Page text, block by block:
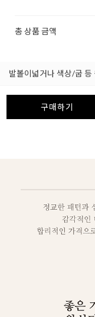
총 상품 금액
발볼이넓거나 색상/굽 등
구매하기